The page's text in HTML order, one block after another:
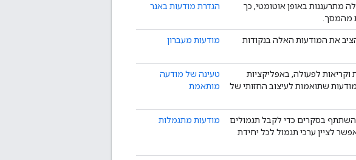
מתרעננות באופן אוטומטי, כך
מהמסך.
הגדרת מודעות באנר
את המודעות האלה בנקודות
מודעות מעברון
לפעולה, באפליקציות
שתואמות לעיצוב החזותי של
טעינה של מודעה
מותאמת
בסקרים כדי לקבל תגמולים
לציין ערכי תגמול לכל יחידת
מודעות מתגמלות